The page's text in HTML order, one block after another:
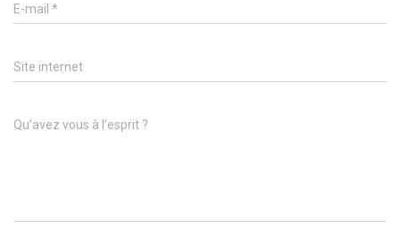
E-mail *
Site internet
Qu’avez vous à l’esprit ?